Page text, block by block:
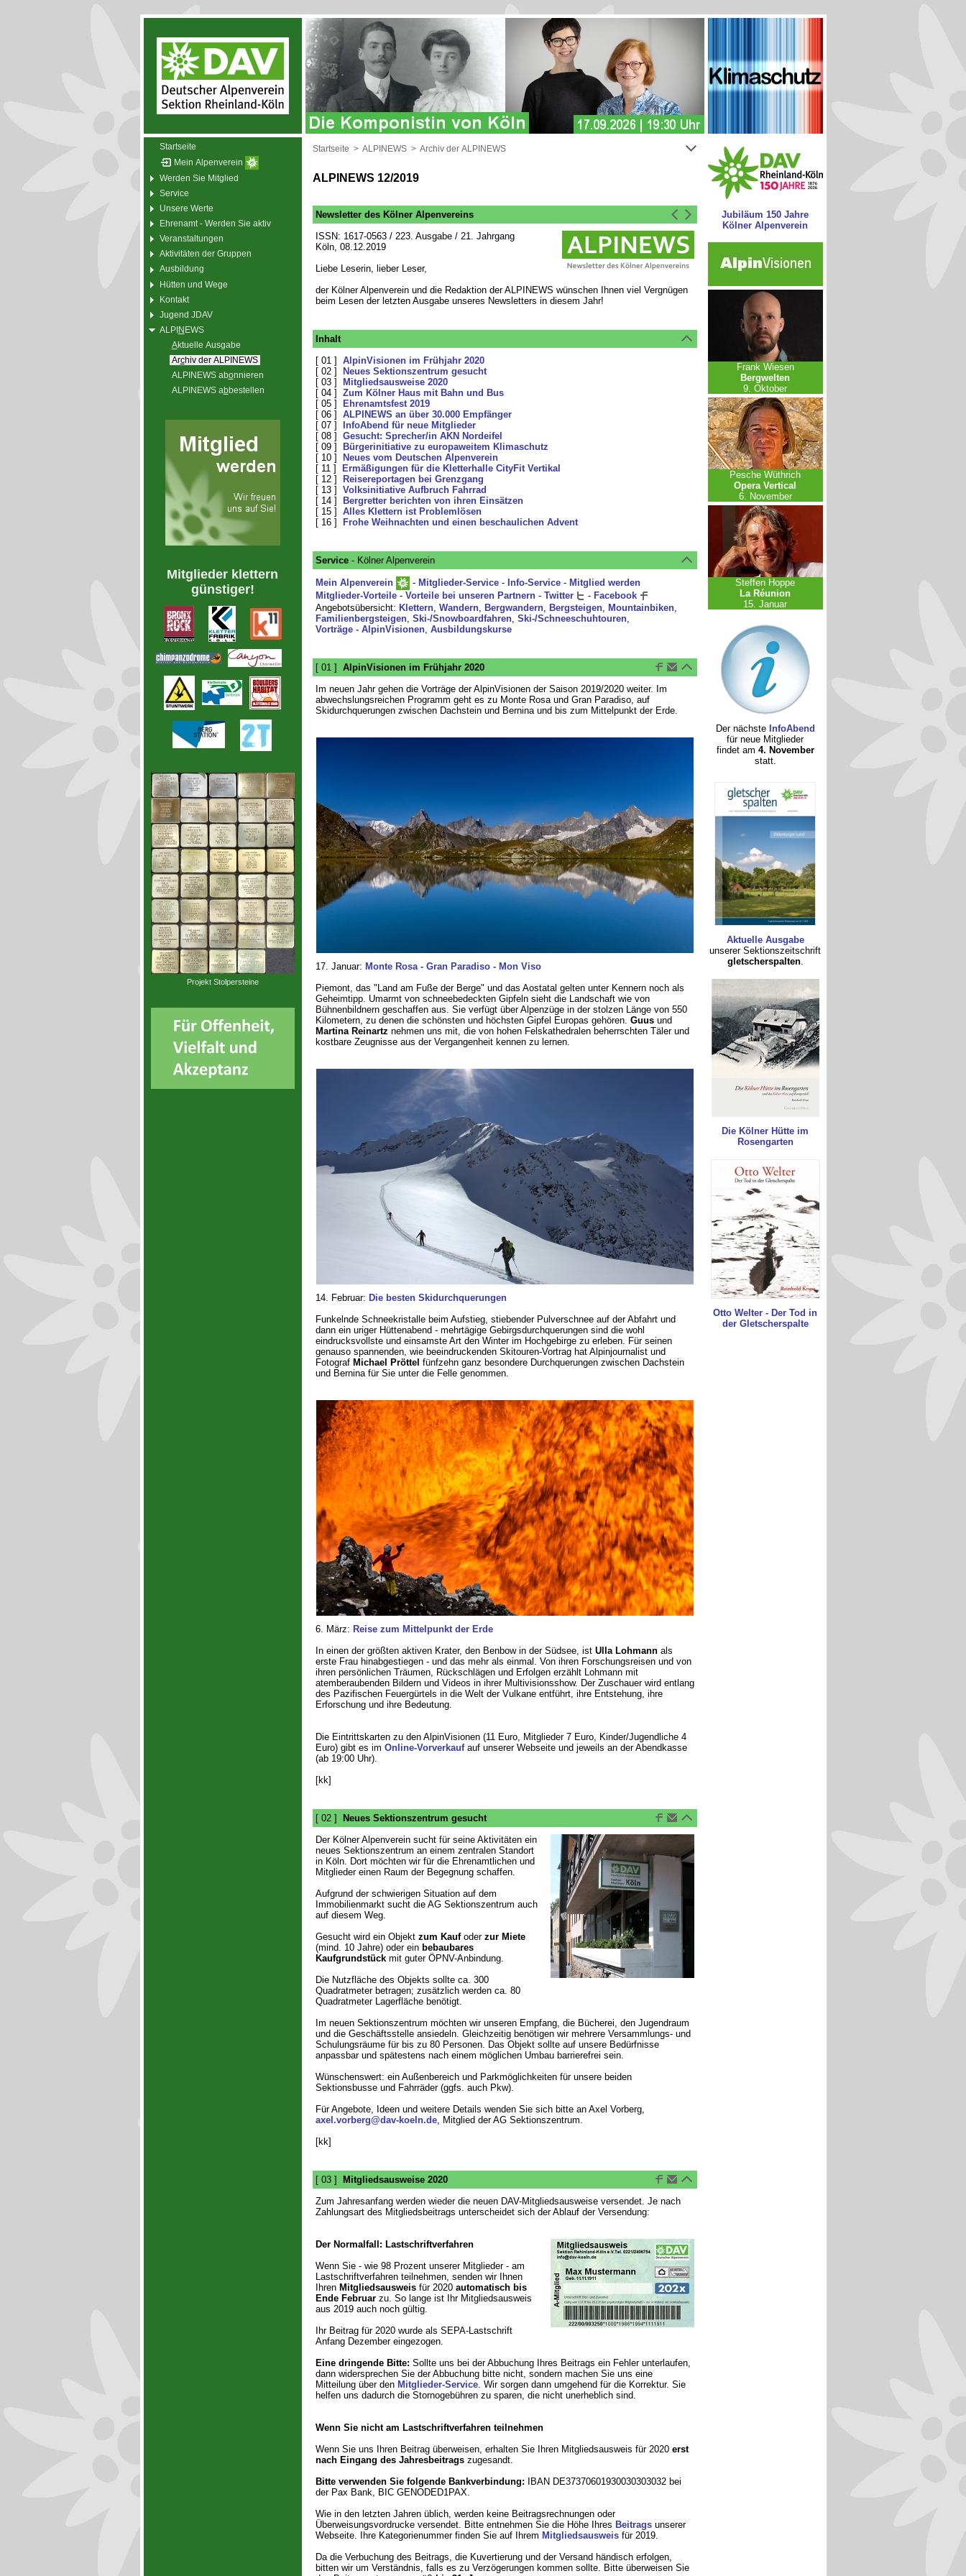
Startseite
Mein Alpenverein
Werden Sie Mitglied
Service
Unsere Werte
Ehrenamt - Werden Sie aktiv
Veranstaltungen
Aktivitäten der Gruppen
Ausbildung
Hütten und Wege
Kontakt
Jugend JDAV
ALPINEWS
Aktuelle Ausgabe
Archiv der ALPINEWS
ALPINEWS abonnieren
ALPINEWS abbestellen
Mitglieder klettern
günstiger!
Projekt Stolpersteine
Startseite > ALPINEWS > Archiv der ALPINEWS
ALPINEWS 12/2019
Newsletter des Kölner Alpenvereins
ISSN: 1617-0563 / 223. Ausgabe / 21. Jahrgang
Köln, 08.12.2019
Liebe Leserin, lieber Leser,
der Kölner Alpenverein und die Redaktion der ALPINEWS wünschen Ihnen viel Vergnügen
beim Lesen der letzten Ausgabe unseres Newsletters in diesem Jahr!
Inhalt
[ 01 ] AlpinVisionen im Frühjahr 2020
[ 02 ]
Neues Sektionszentrum gesucht
[ 03 ]
Mitgliedsausweise 2020
[ 04 ] Zum Kölner Haus mit Bahn und Bus
[ 05 ]
Ehrenamtsfest 2019
[ 06 ] ALPINEWS an über 30.000 Empfänger
[ 07 ]
InfoAbend für neue Mitglieder
[ 08 ] Gesucht: Sprecher/in AKN Nordeifel
[ 09 ]
Bürgerinitiative zu europaweitem Klimaschutz
[ 10 ]
Neues vom Deutschen Alpenverein
[ 11 ]
Ermäßigungen für die Kletterhalle CityFit Vertikal
[ 12 ]
Reisereportagen bei Grenzgang
[ 13 ] Volksinitiative Aufbruch Fahrrad
[ 14 ]
Bergretter berichten von ihren Einsätzen
[ 15 ] Alles Klettern ist Problemlösen
[ 16 ]
Frohe Weihnachten und einen beschaulichen Advent
Service- Kölner Alpenverein
Mein Alpenverein - Mitglieder-Service- Info-Service- Mitglied werden
Mitglieder-Vorteile- Vorteile bei unseren Partnern- Twitter - Facebook
Angebotsübersicht: Klettern, Wandern, Bergwandern, Bergsteigen, Mountainbiken,
Familienbergsteigen, Ski-/Snowboardfahren, Ski-/Schneeschuhtouren,
Vorträge - AlpinVisionen, Ausbildungskurse
[ 01 ] AlpinVisionen im Frühjahr 2020
Im neuen Jahr gehen die Vorträge der AlpinVisionen der Saison 2019/2020 weiter. Im
abwechslungsreichen Programm geht es zu Monte Rosa und Gran Paradiso, auf
Skidurchquerungen zwischen Dachstein und Bernina und bis zum Mittelpunkt der Erde.
17. Januar: Monte Rosa - Gran Paradiso - Mon Viso
Piemont, das "Land am Fuße der Berge" und das Aostatal gelten unter Kennern noch als
Geheimtipp. Umarmt von schneebedeckten Gipfeln sieht die Landschaft wie von
Bühnenbildnern geschaffen aus. Sie verfügt über Alpenzüge in der stolzen Länge von 550
Kilometern, zu denen die schönsten und höchsten Gipfel Europas gehören. Guusund
Martina Reinartz nehmen uns mit, die von hohen Felskathedralen beherrschten Täler und
kostbare Zeugnisse aus der Vergangenheit kennen zu lernen.
14. Februar: Die besten Skidurchquerungen
Funkelnde Schneekristalle beim Aufstieg, stiebender Pulverschnee auf der Abfahrt und
dann ein uriger Hüttenabend - mehrtägige Gebirgsdurchquerungen sind die wohl
eindrucksvollste und einsamste Art den Winter im Hochgebirge zu erleben. Für seinen
genauso spannenden, wie beeindruckenden Skitouren-Vortrag hat Alpinjournalist und
Fotograf Michael Pröttel fünfzehn ganz besondere Durchquerungen zwischen Dachstein
und Bernina für Sie unter die Felle genommen.
6. März: Reise zum Mittelpunkt der Erde
In einen der größten aktiven Krater, den Benbow in der Südsee, ist Ulla Lohmannals
erste Frau hinabgestiegen - und das mehr als einmal. Von ihren Forschungsreisen und von
ihren persönlichen Träumen, Rückschlägen und Erfolgen erzählt Lohmann mit
atemberaubenden Bildern und Videos in ihrer Multivisionsshow. Der Zuschauer wird entlang
des Pazifischen Feuergürtels in die Welt der Vulkane entführt, ihre Entstehung, ihre
Erforschung und ihre Bedeutung.
Die Eintrittskarten zu den AlpinVisionen (11 Euro, Mitglieder 7 Euro, Kinder/Jugendliche 4
Euro) gibt es im Online-Vorverkaufauf unserer Webseite und jeweils an der Abendkasse
(ab 19:00 Uhr).
[kk]
[ 02 ]
Neues Sektionszentrum gesucht
Der Kölner Alpenverein sucht für seine Aktivitäten ein
neues Sektionszentrum an einem zentralen Standort
in Köln. Dort möchten wir für die Ehrenamtlichen und
Mitglieder einen Raum der Begegnung schaffen.
Aufgrund der schwierigen Situation auf dem
Immobilienmarkt sucht die AG Sektionszentrum auch
auf diesem Weg.
Gesucht wird ein Objekt zum Kaufoder zur Miete
(mind. 10 Jahre) oder ein bebaubares
Kaufgrundstückmit guter ÖPNV-Anbindung.
Die Nutzfläche des Objekts sollte ca. 300
Quadratmeter betragen; zusätzlich werden ca. 80
Quadratmeter Lagerfläche benötigt.
Im neuen Sektionszentrum möchten wir unseren Empfang, die Bücherei, den Jugendraum
und die Geschäftsstelle ansiedeln. Gleichzeitig benötigen wir mehrere Versammlungs- und
Schulungsräume für bis zu 80 Personen. Das Objekt sollte auf unsere Bedürfnisse
anpassbar und spätestens nach einem möglichen Umbau barrierefrei sein.
Wünschenswert: ein Außenbereich und Parkmöglichkeiten für unsere beiden
Sektionsbusse und Fahrräder (ggfs. auch Pkw).
Für Angebote, Ideen und weitere Details wenden Sie sich bitte an Axel Vorberg,
axel.vorberg@dav-koeln.de, Mitglied der AG Sektionszentrum.
[kk]
[ 03 ]
Mitgliedsausweise 2020
Zum Jahresanfang werden wieder die neuen DAV-Mitgliedsausweise versendet. Je nach
Zahlungsart des Mitgliedsbeitrags unterscheidet sich der Ablauf der Versendung:
Der Normalfall: Lastschriftverfahren
Wenn Sie - wie 98 Prozent unserer Mitglieder - am
Lastschriftverfahren teilnehmen, senden wir Ihnen
Ihren Mitgliedsausweisfür 2020 automatisch bis
Ende Februarzu. So lange ist Ihr Mitgliedsausweis
aus 2019 auch noch gültig.
Ihr Beitrag für 2020 wurde als SEPA-Lastschrift
Anfang Dezember eingezogen.
Eine dringende Bitte: Sollte uns bei der Abbuchung Ihres Beitrags ein Fehler unterlaufen,
dann widersprechen Sie der Abbuchung bitte nicht, sondern machen Sie uns eine
Mitteilung über den Mitglieder-Service. Wir sorgen dann umgehend für die Korrektur. Sie
helfen uns dadurch die Stornogebühren zu sparen, die nicht unerheblich sind.
Wenn Sie nicht am Lastschriftverfahren teilnehmen
Wenn Sie uns Ihren Beitrag überweisen, erhalten Sie Ihren Mitgliedsausweis für 2020 erst
nach Eingang des Jahresbeitragszugesandt.
Bitte verwenden Sie folgende Bankverbindung: IBAN DE37370601930030303032 bei
der Pax Bank, BIC GENODED1PAX.
Wie in den letzten Jahren üblich, werden keine Beitragsrechnungen oder
Überweisungsvordrucke versendet. Bitte entnehmen Sie die Höhe Ihres Beitragsunserer
Webseite. Ihre Kategorienummer finden Sie auf Ihrem Mitgliedsausweisfür 2019.
Da die Verbuchung des Beitrags, die Kuvertierung und der Versand händisch erfolgen,
bitten wir um Verständnis, falls es zu Verzögerungen kommen sollte. Bitte überweisen Sie
Jubiläum 150 Jahre
Kölner Alpenverein
Frank Wiesen
Bergwelten
9. Oktober
Pesche Wüthrich
Opera Vertical
6. November
Steffen Hoppe
La Réunion
15. Januar
Der nächste InfoAbend
für neue Mitglieder
findet am 4. November
statt.
Aktuelle Ausgabe
unserer Sektionszeitschrift
gletscherspalten.
Die Kölner Hütte im
Rosengarten
Otto Welter - Der Tod in
der Gletscherspalte